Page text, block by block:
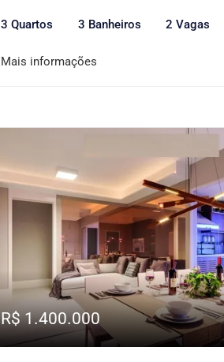
3 Quartos 3 Banheiros 2 Vagas
Mais informações
R$ 1.400.000